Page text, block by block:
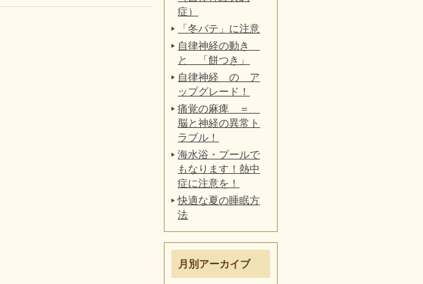
症）
「冬バテ」に注意
自律神経の動き
と 「餅つき」
自律神経 の ア
ップグレード！
痛覚の麻痺 ＝
脳と神経の異常ト
ラブル！
海水浴・プールで
もなります！熱中
症に注意を！
快適な夏の睡眠方
法
月別アーカイブ